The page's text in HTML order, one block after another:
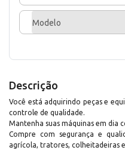
Modelo
Descrição
Você está adquirindo peças e
controle de qualidade.
Mantenha suas máquinas em dia
Compre com segurança e
agrícola, tratores, colheitadeiras